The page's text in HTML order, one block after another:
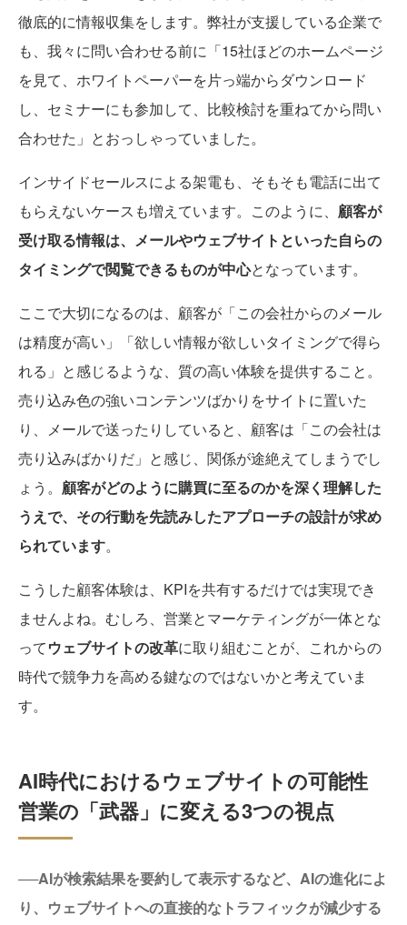
徹底的に情報収集をします。弊社が支援している企業で
も、我々に問い合わせる前に「15社ほどのホームページ
を見て、ホワイトペーパーを片っ端からダウンロード
し、セミナーにも参加して、比較検討を重ねてから問い
合わせた」とおっしゃっていました。
インサイドセールスによる架電も、そもそも電話に出て
もらえないケースも増えています。このように、 顧客が
受け取る情報は、メールやウェブサイトといった自らの
タイミングで閲覧できるものが中心となっています。
ここで大切になるのは、顧客が「この会社からのメール
は精度が高い」「欲しい情報が欲しいタイミングで得ら
れる」と感じるような、質の高い体験を提供すること。
売り込み色の強いコンテンツばかりをサイトに置いた
り、メールで送ったりしていると、顧客は「この会社は
売り込みばかりだ」と感じ、関係が途絶えてしまうでし
ょう。 顧客がどのように購買に至るのかを深く理解した
うえで、その行動を先読みしたアプローチの設計が求め
られています。
こうした顧客体験は、KPIを共有するだけでは実現でき
ませんよね。むしろ、営業とマーケティングが一体とな
ってウェブサイトの改革に取り組むことが、これからの
時代で競争力を高める鍵なのではないかと考えていま
す。
AI時代におけるウェブサイトの可能性
営業の「武器」に変える3つの視点
──AIが検索結果を要約して表示するなど、AIの進化によ
り、ウェブサイトへの直接的なトラフィックが減少する